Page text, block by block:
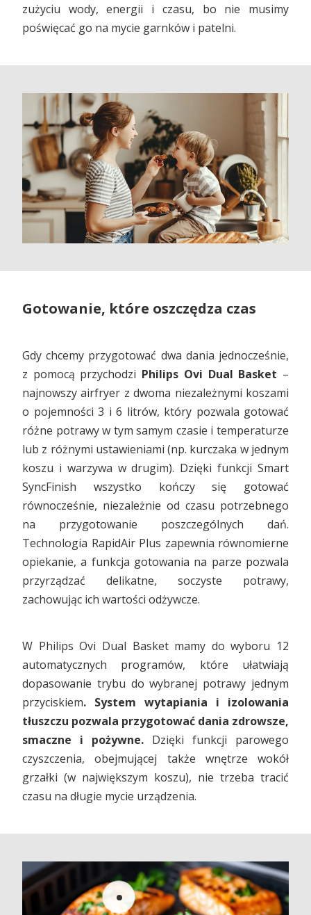
zużyciu wody, energii i czasu, bo nie musimy
poświęcać go na mycie garnków i patelni.
Gotowanie, które oszczędza czas
Gdy chcemy przygotować dwa dania jednocześnie,
z pomocą przychodzi Philips Ovi Dual Basket –
najnowszy airfryer z dwoma niezależnymi koszami
o pojemności 3 i 6 litrów, który pozwala gotować
różne potrawy w tym samym czasie i temperaturze
lub z różnymi ustawieniami (np. kurczaka w jednym
koszu i warzywa w drugim). Dzięki funkcji Smart
SyncFinish wszystko kończy się gotować
równocześnie, niezależnie od czasu potrzebnego
na przygotowanie poszczególnych dań.
Technologia RapidAir Plus zapewnia równomierne
opiekanie, a funkcja gotowania na parze pozwala
przyrządzać delikatne, soczyste potrawy,
zachowując ich wartości odżywcze.
W Philips Ovi Dual Basket mamy do wyboru 12
automatycznych programów, które ułatwiają
dopasowanie trybu do wybranej potrawy jednym
przyciskiem. System wytapiania i izolowania
tłuszczu pozwala przygotować dania zdrowsze,
smaczne i pożywne. Dzięki funkcji parowego
czyszczenia, obejmującej także wnętrze wokół
grzałki (w największym koszu), nie trzeba tracić
czasu na długie mycie urządzenia.